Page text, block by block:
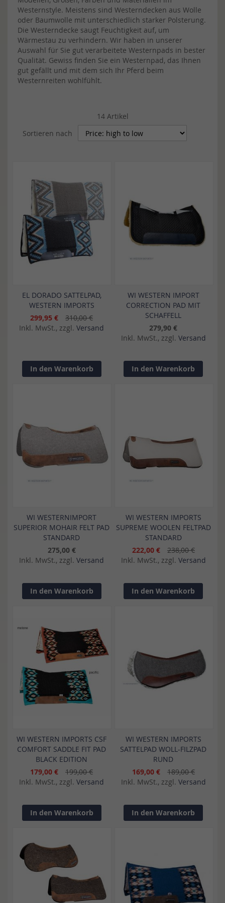
Westernstyle. Meistens sind Westerndecken aus Wolle
oder Baumwolle mit unterschiedlich starker Polsterung.
Die Westerndecke saugt Feuchtigkeit auf, um
Wärmestau zu verhindern. Wir haben in unserer
Auswahl für Sie gut verarbeitete Westernpads in bester
Qualität. Gewiss finden Sie ein Westernpad, das Ihnen
gut gefällt und mit dem sich Ihr Pferd beim
Westernreiten wohlfühlt.
14Artikel
Sortieren nach
EL DORADO SATTELPAD,
WESTERN IMPORTS
299,95 €
310,00 €
Inkl. MwSt., zzgl. Versand
In den Warenkorb
WI WESTERN IMPORT
CORRECTION PAD MIT
SCHAFFELL
279,90 €
Inkl. MwSt., zzgl. Versand
In den Warenkorb
WI WESTERNIMPORT
SUPERIOR MOHAIR FELT PAD
STANDARD
275,00 €
Inkl. MwSt., zzgl. Versand
In den Warenkorb
WI WESTERN IMPORTS
SUPREME WOOLEN FELTPAD
STANDARD
222,00 €
238,00 €
Inkl. MwSt., zzgl. Versand
In den Warenkorb
WI WESTERN IMPORTS CSF
COMFORT SADDLE FIT PAD
BLACK EDITION
179,00 €
199,00 €
Inkl. MwSt., zzgl. Versand
In den Warenkorb
WI WESTERN IMPORTS
SATTELPAD WOLL-FILZPAD
RUND
169,00 €
189,00 €
Inkl. MwSt., zzgl. Versand
In den Warenkorb